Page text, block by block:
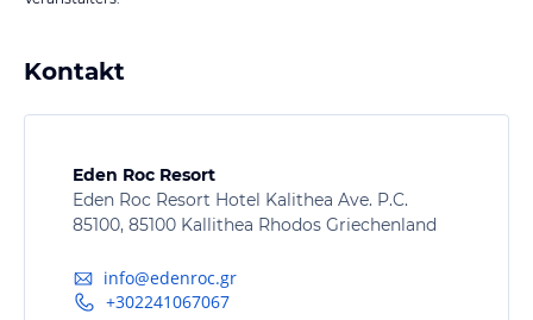
Kontakt
Eden Roc Resort
Eden Roc Resort Hotel Kalithea Ave. P.C.
85100, 85100 Kallithea Rhodos Griechenland
info@edenroc.gr
+302241067067